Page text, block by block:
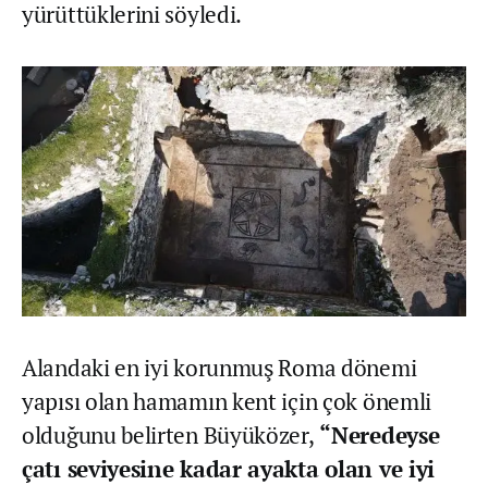
yürüttüklerini söyledi.
Alandaki en iyi korunmuş Roma dönemi
yapısı olan hamamın kent için çok önemli
olduğunu belirten Büyüközer, “Neredeyse
çatı seviyesine kadar ayakta olan ve iyi